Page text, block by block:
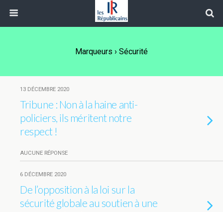
Marqueurs › Sécurité
13 DÉCEMBRE 2020
Tribune : Non à la haine anti-
policiers, ils méritent notre
respect !
AUCUNE RÉPONSE
6 DÉCEMBRE 2020
De l’opposition à la loi sur la
sécurité globale au soutien à une